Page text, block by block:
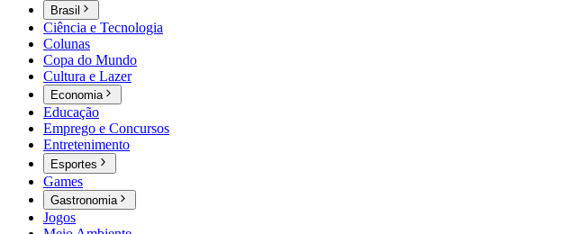
Brasil
Ciência e Tecnologia
Colunas
Copa do Mundo
Cultura e Lazer
Economia
Educação
Emprego e Concursos
Entretenimento
Esportes
Games
Gastronomia
Jogos